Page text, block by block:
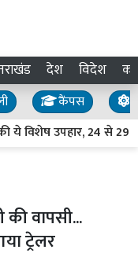
देश विदेश
कैंपस
ये विशेष उपहार, 24 से 29
वापसी...
ट्रेलर